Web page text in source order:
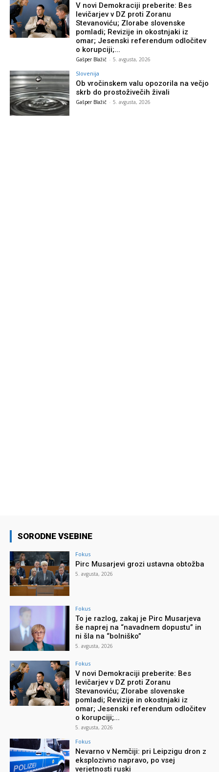
V novi Demokraciji preberite: Bes
levičarjev v DZ proti Zoranu
Stevanoviću; Zlorabe slovenske
pomladi; Revizije in okostnjaki iz
omar; Jesenski referendum odločitev
o korupciji;...
Gašper Blažič - 5. avgusta, 2026
Slovenija
Ob vročinskem valu opozorila na večjo
skrb do prostoživečih živali
Gašper Blažič - 5. avgusta, 2026
SORODNE VSEBINE
Fokus
Pirc Musarjevi grozi ustavna obtožba
5. avgusta, 2026
Fokus
To je razlog, zakaj je Pirc Musarjeva
še naprej na “navadnem dopustu” in
ni šla na “bolniško”
5. avgusta, 2026
Fokus
V novi Demokraciji preberite: Bes
levičarjev v DZ proti Zoranu
Stevanoviću; Zlorabe slovenske
pomladi; Revizije in okostnjaki iz
omar; Jesenski referendum odločitev
o korupciji;...
5. avgusta, 2026
Fokus
Nevarno v Nemčiji: pri Leipzigu dron z
eksplozivno napravo, po vsej
verjetnosti ruski